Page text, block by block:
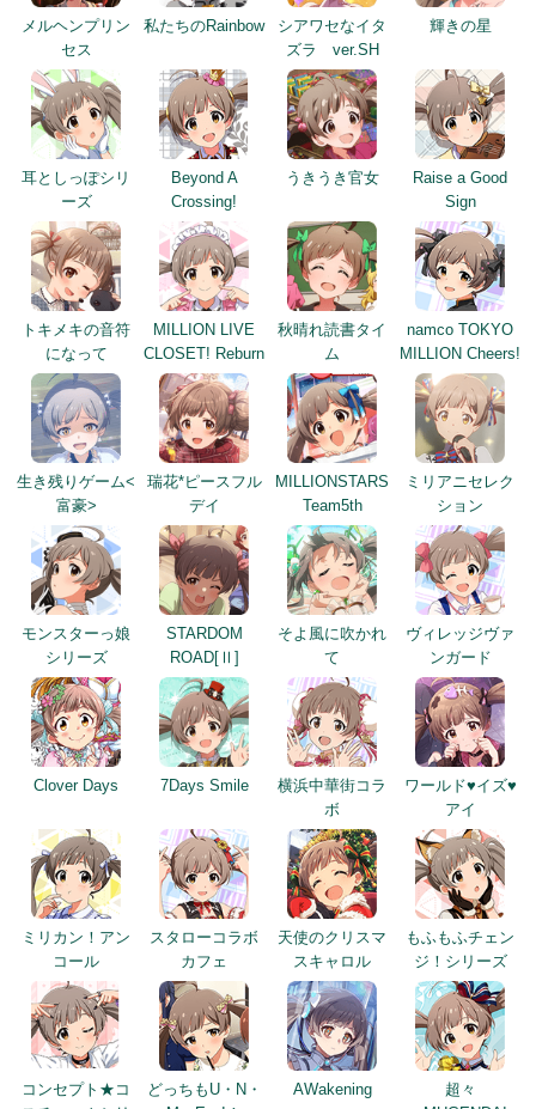
メルヘンプリン
セス
私たちのRainbow
シアワセなイタ
ズラ ver.SH
輝きの星
耳としっぽシリ
ーズ
Beyond A
Crossing!
うきうき官女
Raise a Good
Sign
トキメキの音符
になって
MILLION LIVE
CLOSET! Reburn
秋晴れ読書タイ
ム
namco TOKYO
MILLION Cheers!
生き残りゲーム<
富豪>
瑞花*ピースフル
デイ
MILLIONSTARS
Team5th
ミリアニセレク
ション
モンスターっ娘
シリーズ
STARDOM
ROAD[Ⅱ]
そよ風に吹かれ
て
ヴィレッジヴァ
ンガード
Clover Days 7Days Smile
横浜中華街コラ
ボ
ワールド♥イズ♥
アイ
ミリカン！アン
コール
スタローコラボ
カフェ
天使のクリスマ
スキャロル
もふもふチェン
ジ！シリーズ
コンセプト★コ
どっちもU・N・
AWakening
超々